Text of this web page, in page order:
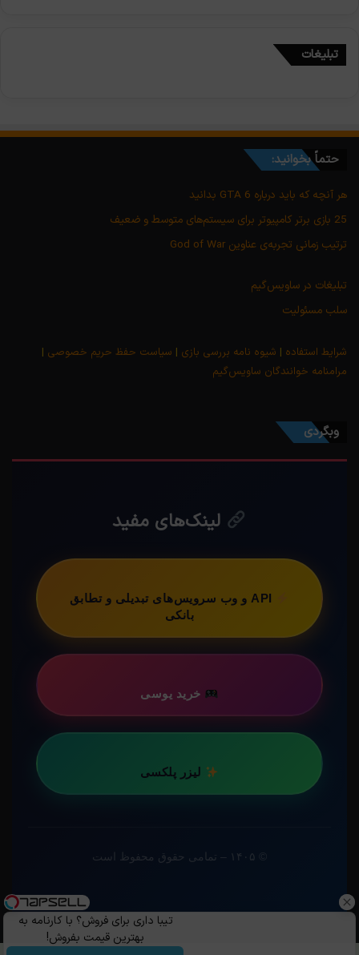
تبلیغات
حتماً بخوانید:
هر آنچه که باید درباره GTA 6 بدانید
25 بازی برتر کامپیوتر برای سیستم‌های متوسط و ضعیف
ترتیب زمانی تجربه‌ی عناوین God of War
تبلیغات در ساویس‌گیم
سلب مسئولیت
شرایط استفاده | شیوه نامه بررسی بازی | سیاست حفظ حریم خصوصی |
مرامنامه خوانندگان ساویس‌گیم
وبگردی
لینک‌های مفید
API و وب سرویس‌های تبدیلی و تطابق
بانکی
خرید یوسی
لیزر پلکسی
تیبا داری برای فروش؟ با کارنامه به
بهترین قیمت بفروش!